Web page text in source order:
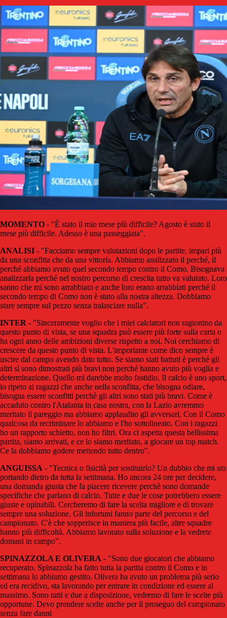
MOMENTO - "È stato il mio mese più difficile? Agosto è stato il
mese più difficile. Adesso è una passeggiata".
ANALISI - "Facciamo sempre valutazioni dopo le partite, impari più
da una sconfitta che da una vittoria. Abbiamo analizzato il perché, il
perché abbiamo avuto quel secondo tempo contro il Como. Bisognava
analizzarla perché nel nostro percorso di crescita tutto va valutato. Loro
sanno che mi sono arrabbiato e anche loro erano arrabbiati perché il
secondo tempo di Como non è stato alla nostra altezza. Dobbiamo
stare sempre sul pezzo senza tralasciare nulla".
INTER - "Sinceramente voglio che i miei calciatori non ragionino da
questo punto di vista, se una squadra può essere più forte sulla carta o
ha ogni anno delle ambizioni diverse rispetto a noi. Noi cerchiamo di
crescere da questo punto di vista. L'importante come dico sempre è
uscire dal campo avendo dato tutto. Se siamo stati battuti è perché gli
altri si sono dimostrati più bravi non perché hanno avuto più voglia e
determinazione. Quello mi darebbe molto fastidio. Il calcio è uno sport,
io ripeto ai ragazzi che anche nella sconfitta, che bisogna odiare,
bisogna essere sconfitti perchè gli altri sono stati più bravi. Come è
accaduto contro l'Atalanta in casa nostra, con la Lazio avremmo
meritato il pareggio ma abbiamo applaudito gli avversari. Con il Como
qualcosa da recriminare lo abbiamo e l'ho sottolineato. Con i ragazzi
ho un rapporto schietto, non ho filtri. Ora ci aspetta questa bellissima
partita, siamo arrivati, e ce lo siamo meritato, a giocare un top match.
Ce la dobbiamo godere mettendo tutto dentro".
ANGUISSA - "Tecnica o fisicità per sostituirlo? Un dubbio che mi sto
portando dietro da tutta la settimana. Ho ancora 24 ore per decidere,
una domanda giusta che fa piacere ricevere perchè sono domande
specifiche che parlano di calcio. Tutte e due le cose potrebbero essere
giuste e opinabili. Cercheremo di fare la scelta migliore e di trovare
sempre una soluzione. Gli infortuni fanno parte del percorso e del
campionato. C'è che sopperisce in maniera più facile, altre squadre
hanno più difficoltà. Abbiamo lavorato sulla soluzione e la vedrete
domani in campo".
SPINAZZOLA E OLIVERA - "Sono due giocatori che abbiamo
recuperato. Spinazzola ha fatto tutta la partita contro il Como e in
settimana lo abbiamo gestito. Olivera ha avuto un problema più serio
ed era recidivo, sta lavorando per entrare in condizione ed essere al
massimo. Sono tutti e due a disposizione, vedremo di fare le scelte più
opportune. Devo prendere scelte anche per il proseguo del campionato
senza fare danni